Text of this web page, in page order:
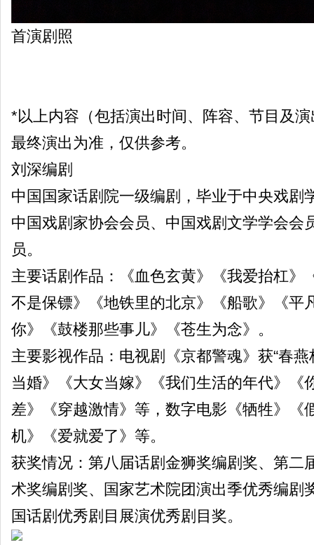
首演剧照
*以上内容（包括演出时间、阵容、节目及
最终演出为准，仅供参考。
刘深编剧
中国国家话剧院一级编剧，毕业于中央戏剧
中国戏剧家协会会员、中国戏剧文学学会会
员。
主要话剧作品：《血色玄黄》《我爱抬杠》
不是保镖》《地铁里的北京》《船歌》《平
你》《鼓楼那些事儿》《苍生为念》。
主要影视作品：电视剧《京都警魂》获“春
当婚》《大女当嫁》《我们生活的年代》《
差》《穿越激情》等，数字电影《牺牲》《
机》《爱就爱了》等。
获奖情况：第八届话剧金狮奖编剧奖、第二
术奖编剧奖、国家艺术院团演出季优秀编剧
国话剧优秀剧目展演优秀剧目奖。